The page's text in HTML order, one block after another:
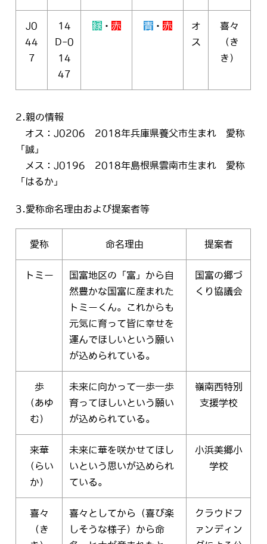
J0
44
7
14
D-0
14
47
緑・ 赤 青・ 赤
オ
ス
喜々
（き
き）
2.親の情報
オス：J0206 2018年兵庫県養父市生まれ 愛称
「誠」
メス：J0196 2018年島根県雲南市生まれ 愛称
「はるか」
3.愛称命名理由および提案者等
愛称 命名理由 提案者
トミー
国富地区の「富」から自
然豊かな国富に産まれた
トミーくん。これからも
元気に育って皆に幸せを
運んでほしいという願い
が込められている。
国富の郷づ
くり協議会
歩
（あゆ
む）
未来に向かって一歩一歩
育ってほしいという願い
が込められている。
嶺南西特別
支援学校
来華
（らい
か）
未来に華を咲かせてほし
いという思いが込められ
ている。
小浜美郷小
学校
喜々
（き
喜々としてから（喜び楽
しそうな様子）から命
クラウドフ
ァンディン